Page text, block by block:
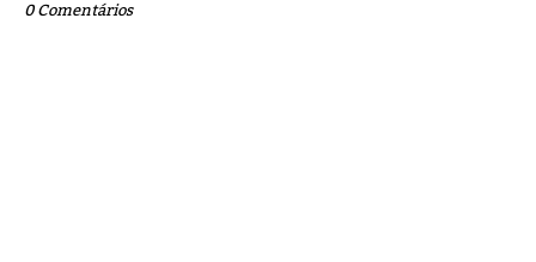
0 Comentários